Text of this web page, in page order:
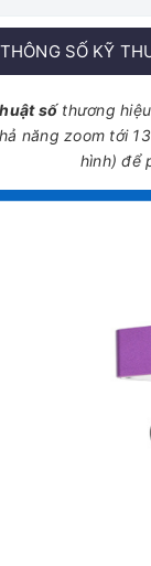
THÔNG SỐ KỸ
sốthương hiệu
năng zoom tới
hình) để